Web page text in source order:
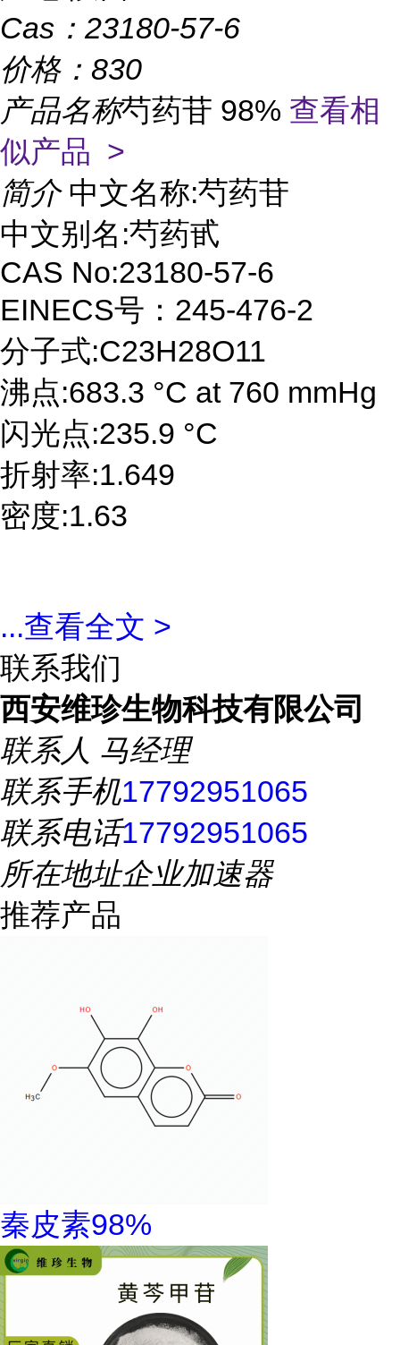
Cas： 23180-57-6
价格： 830
产品名称芍药苷 98% 查看相
似产品 >
简介 中文名称:芍药苷
中文别名:芍药甙
CAS No:23180-57-6
EINECS号：245-476-2
分子式:C23H28O11
沸点:683.3 °C at 760 mmHg
闪光点:235.9 °C
折射率:1.649
密度:1.63
...查看全文 >
联系我们
西安维珍生物科技有限公司
联系人 马经理
联系手机17792951065
联系电话17792951065
所在地址企业加速器
推荐产品
秦皮素98%